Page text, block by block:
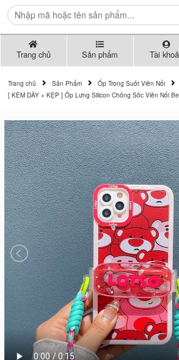
Trang chủ Sản phẩm Tài
Trang chủ Sản Phẩm
Ốp Trong Suốt Viền Nổi
[ KÈM DÂY + KẸP ] Ốp Lưng Silicon Chống Sốc Viền Nổi